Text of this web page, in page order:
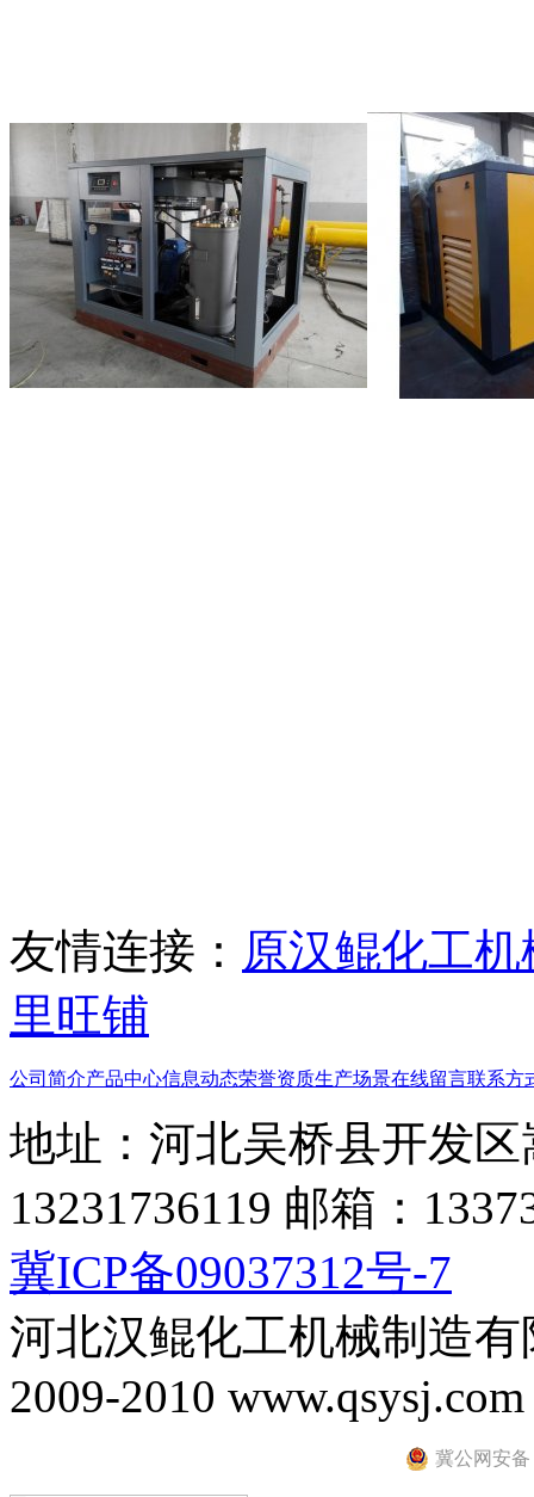
友情连接： 原汉鲲化工
里旺铺
公司简介产品中心信息动态荣誉资质生产场景在线留言联系方
地址：河北吴桥县开发
13231736119 邮箱：
冀ICP备09037312号-7
河北汉鲲化工机械制造
2009-2010
冀公网安备